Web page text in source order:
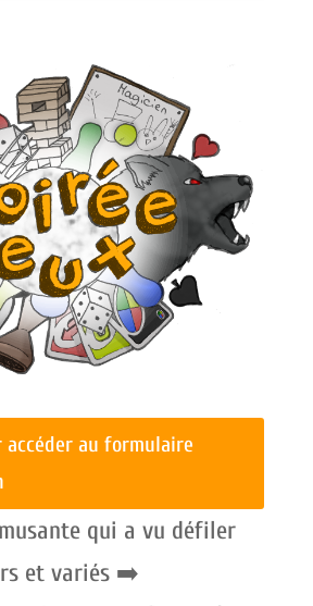
accéder au formulaire
qui a vu défiler
et variés ➡️